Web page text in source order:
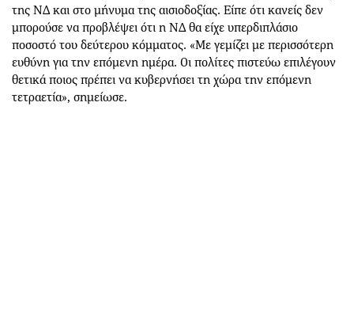
της ΝΔ και στο μήνυμα της αισιοδοξίας. Είπε ότι κανείς δεν
μπορούσε να προβλέψει ότι η ΝΔ θα είχε υπερδιπλάσιο
ποσοστό του δεύτερου κόμματος. «Με γεμίζει με περισσότερη
ευθύνη για την επόμενη ημέρα. Οι πολίτες πιστεύω επιλέγουν
θετικά ποιος πρέπει να κυβερνήσει τη χώρα την επόμενη
τετραετία», σημείωσε.